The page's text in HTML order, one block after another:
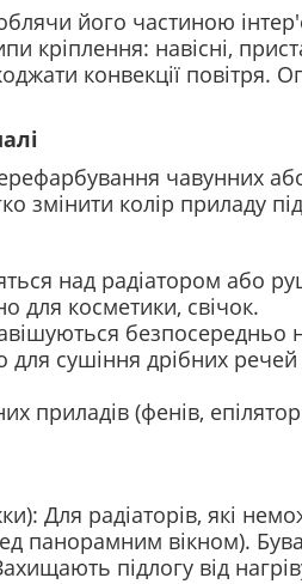
його частиною
кріплення: навісні,
конвекції повітря.
чавунних
змінити колір приладу
над радіатором або
для косметики, свічок.
безпосередньо
сушіння дрібних
приладів (фенів,
Для радіаторів, які
панорамним вікном).
підлогу від